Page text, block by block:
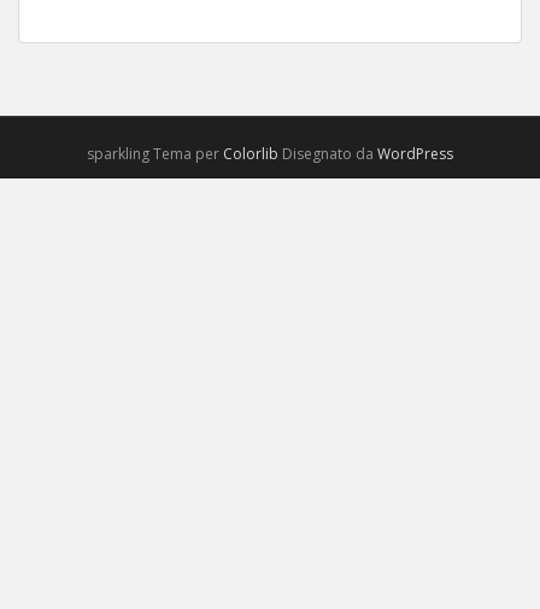
sparkling Tema per Colorlib Disegnato da WordPress